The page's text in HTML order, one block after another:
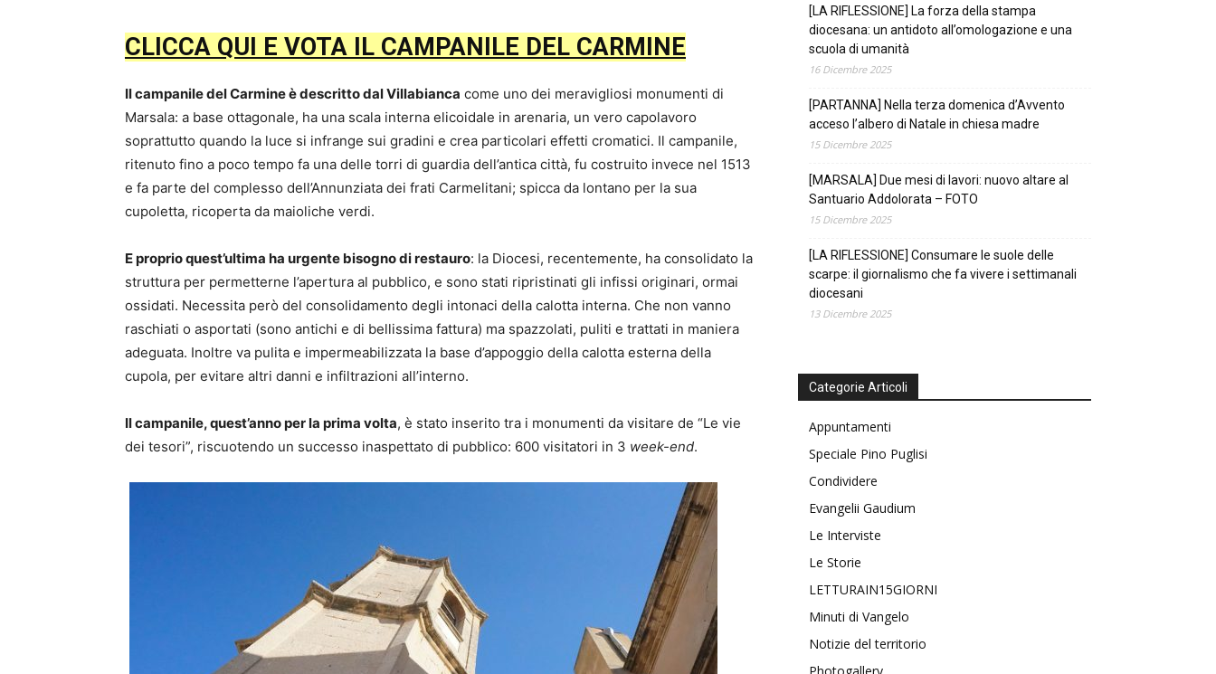
CLICCA QUI E VOTA IL CAMPANILE DEL CARMINE
Il campanile del Carmine è descritto dal Villabianca come uno dei meravigliosi monumenti di
Marsala: a base ottagonale, ha una scala interna elicoidale in arenaria, un vero capolavoro
soprattutto quando la luce si infrange sui gradini e crea particolari effetti cromatici. Il campanile,
ritenuto fino a poco tempo fa una delle torri di guardia dell’antica città, fu costruito invece nel 1513
e fa parte del complesso dell’Annunziata dei frati Carmelitani; spicca da lontano per la sua
cupoletta, ricoperta da maioliche verdi.
E proprio quest’ultima ha urgente bisogno di restauro: la Diocesi, recentemente, ha consolidato la
struttura per permetterne l’apertura al pubblico, e sono stati ripristinati gli infissi originari, ormai
ossidati. Necessita però del consolidamento degli intonaci della calotta interna. Che non vanno
raschiati o asportati (sono antichi e di bellissima fattura) ma spazzolati, puliti e trattati in maniera
adeguata. Inoltre va pulita e impermeabilizzata la base d’appoggio della calotta esterna della
cupola, per evitare altri danni e infiltrazioni all’interno.
Il campanile, quest’anno per la prima volta, è stato inserito tra i monumenti da visitare de “Le vie
dei tesori”, riscuotendo un successo inaspettato di pubblico: 600 visitatori in 3 week-end.
[LA RIFLESSIONE] La forza della stampa
diocesana: un antidoto all’omologazione e una
scuola di umanità
16 Dicembre 2025
[PARTANNA] Nella terza domenica d’Avvento
acceso l’albero di Natale in chiesa madre
15 Dicembre 2025
[MARSALA] Due mesi di lavori: nuovo altare al
Santuario Addolorata – FOTO
15 Dicembre 2025
[LA RIFLESSIONE] Consumare le suole delle
scarpe: il giornalismo che fa vivere i settimanali
diocesani
13 Dicembre 2025
Categorie Articoli
Appuntamenti
Speciale Pino Puglisi
Condividere
Evangelii Gaudium
Le Interviste
Le Storie
LETTURAIN15GIORNI
Minuti di Vangelo
Notizie del territorio